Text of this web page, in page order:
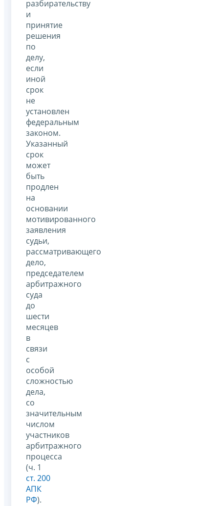
разбирательству
и
принятие
решения
по
делу,
если
иной
срок
не
установлен
федеральным
законом.
Указанный
срок
может
быть
продлен
на
основании
мотивированного
заявления
судьи,
рассматривающего
дело,
председателем
арбитражного
суда
до
шести
месяцев
в
связи
с
особой
сложностью
дела,
со
значительным
числом
участников
арбитражного
процесса
(ч. 1
ст. 200
АПК
РФ).